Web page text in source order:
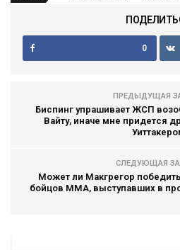
0
ПРЕДЫДУЩАЯ
Биспинг упрашивает ЖСП
Вайту, иначе мне придется
СЛЕДУЮЩАЯ
Может ли Макгрегор
бойцов ММА, выступавших в